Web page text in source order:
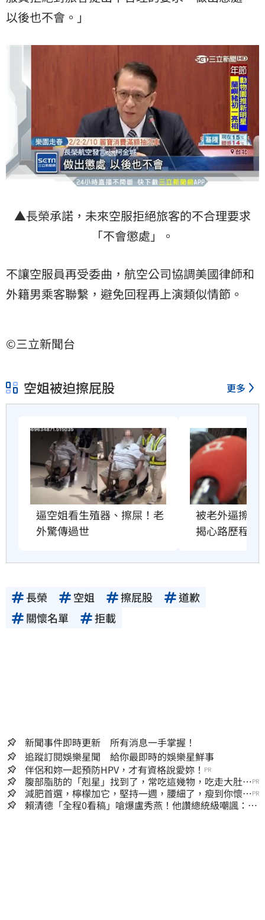
以後也不會。」
▲長榮承諾，未來空服拒絕旅客的不合理要求
「不會懲處」。
不讓空服員再受委曲，航空公司協調美國律師和
外籍男乘客聯繫，避免回程再上演類似情節。
©三立新聞台
空姐被迫擦屁股 更多
逼空姐看生殖器、擦屎！老
外驚傳過世
被老外逼擦屎
揭心路歷程
長榮 空姐 擦屁股
道歉
關懷名單
拒載
新聞事件即時更新 所有消息一手掌握！
追蹤訂閱娛樂星聞 給你最即時的娛樂星鮮事
伴侶和妳一起預防HPV，才有資格說愛妳！ PR
腹部脂肪的「剋星」找到了，常吃這幾物，吃走大肚
囊，瘦出小蠻腰
PR
減肥首選，檸檬加它，堅持一週，腰細了，瘦到你懷疑
人生
PR
賴清德「全程0看稿」嗆爆盧秀燕！他讚總統級嘲諷：把